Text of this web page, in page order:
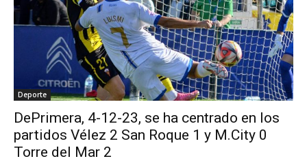
Deporte
DePrimera, 4-12-23, se ha centrado en los
partidos Vélez 2 San Roque 1 y M.City 0
Torre del Mar 2